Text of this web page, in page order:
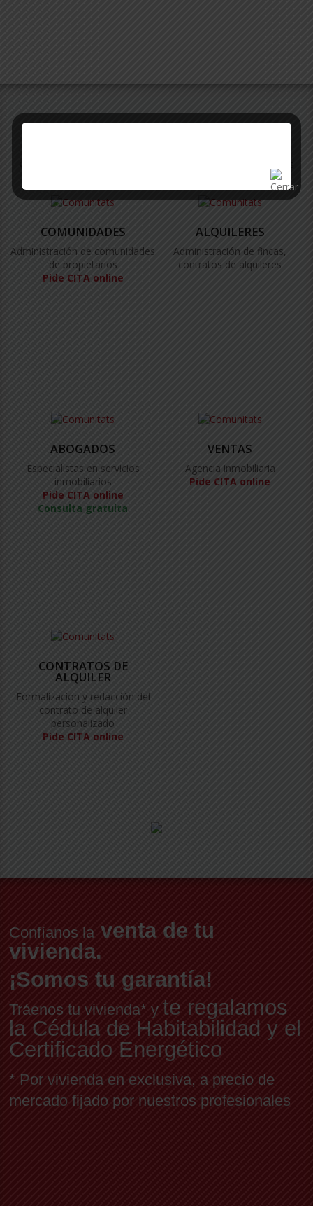
COMUNIDADES
Administración de comunidades
de propietarios
Pide CITA online
ALQUILERES
Administración de fincas,
contratos de alquileres
ABOGADOS
Especialistas en servicios
inmobiliarios
Pide CITA online
Consulta gratuita
VENTAS
Agencia inmobiliaria
Pide CITA online
CONTRATOS DE
ALQUILER
Formalización y redacción del
contrato de alquiler
personalizado
Pide CITA online
Confíanos la venta de tu
vivienda.
¡Somos tu garantía!
Tráenos tu vivienda* yte regalamos
la Cédula de Habitabilidad y el
Certificado Energético
* Por vivienda en exclusiva, a precio de
mercado fijado por nuestros profesionales